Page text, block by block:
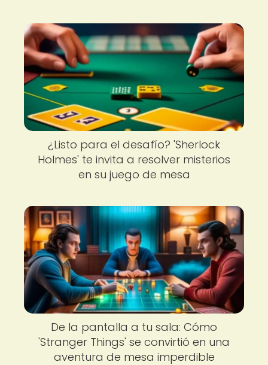
¿Listo para el desafío? 'Sherlock
Holmes' te invita a resolver misterios
en su juego de mesa
De la pantalla a tu sala: Cómo
'Stranger Things' se convirtió en una
aventura de mesa imperdible